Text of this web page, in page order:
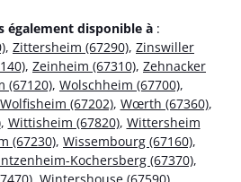
également disponible à :
, Zittersheim (67290), Zinswiller
, Zeinheim (67310), Zehnacker
(67120), Wolschheim (67700),
Wolfisheim (67202), Wœrth (67360),
, Wittisheim (67820), Wittersheim
(67230), Wissembourg (67160),
Kochersberg (67370),